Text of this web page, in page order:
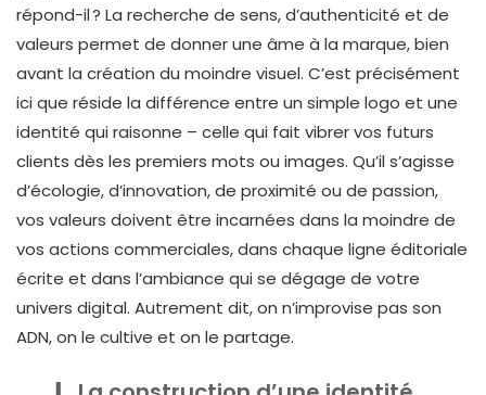
répond-il ? La recherche de sens, d’authenticité et de
valeurs permet de donner une âme à la marque, bien
avant la création du moindre visuel. C’est précisément
ici que réside la différence entre un simple logo et une
identité qui raisonne – celle qui fait vibrer vos futurs
clients dès les premiers mots ou images. Qu’il s’agisse
d’écologie, d’innovation, de proximité ou de passion,
vos valeurs doivent être incarnées dans la moindre de
vos actions commerciales, dans chaque ligne éditoriale
écrite et dans l’ambiance qui se dégage de votre
univers digital. Autrement dit, on n’improvise pas son
ADN, on le cultive et on le partage.